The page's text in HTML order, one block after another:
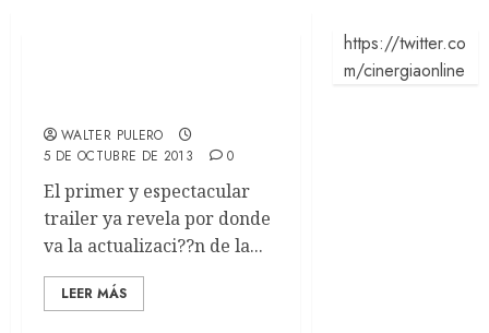
WALTER PULERO
5 DE OCTUBRE DE 2013
0
El primer y espectacular
trailer ya revela por donde
va la actualizaci??n de la...
LEER MÁS
https://twitter.co
m/cinergiaonline